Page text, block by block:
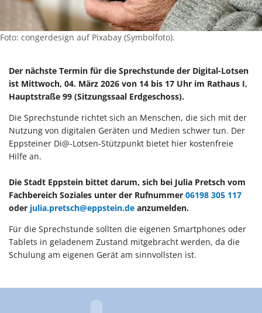
Foto: congerdesign auf Pixabay (Symbolfoto).
Der nächste Termin für die Sprechstunde der Digital-Lotsen
ist Mittwoch, 04. März 2026 von 14 bis 17 Uhr im Rathaus I,
Hauptstraße 99 (Sitzungssaal Erdgeschoss).
Die Sprechstunde richtet sich an Menschen, die sich mit der
Nutzung von digitalen Geräten und Medien schwer tun. Der
Eppsteiner Di@-Lotsen-Stützpunkt bietet hier kostenfreie
Hilfe an.
Die Stadt Eppstein bittet darum, sich bei Julia Pretsch vom
Fachbereich Soziales unter der Rufnummer 06198 305 117
oder julia.pretsch@eppstein.de anzumelden.
Für die Sprechstunde sollten die eigenen Smartphones oder
Tablets in geladenem Zustand mitgebracht werden, da die
Schulung am eigenen Gerät am sinnvollsten ist.